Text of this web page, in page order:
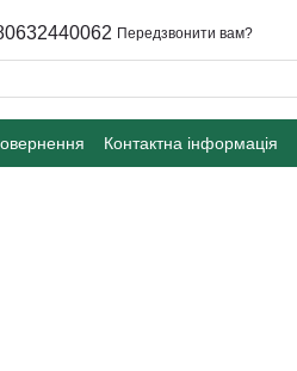
Передзвонити вам?
Контактна інформація